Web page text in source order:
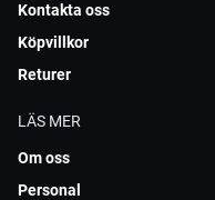
Kontakta oss
Köpvillkor
Returer
LÄS MER
Om oss
Personal